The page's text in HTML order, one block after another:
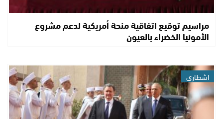
مراسيم توقيع اتفاقية منحة أمريكية لدعم مشروع
الأمونيا الخضراء بالعيون
اشطاري